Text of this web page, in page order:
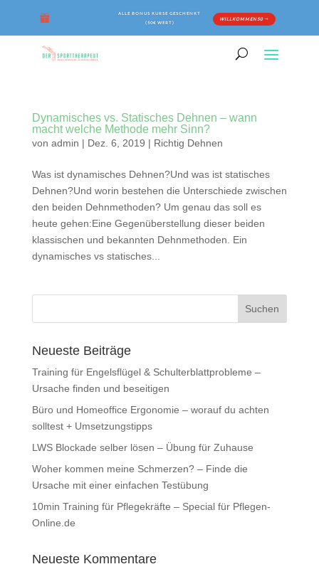
ALLE BONUS KURSE GESCHENKT
(50€ WERT)
WILLKOMMEN50
Dynamisches vs. Statisches Dehnen – wann
macht welche Methode mehr Sinn?
von admin | Dez. 6, 2019 | Richtig Dehnen
Was ist dynamisches Dehnen?Und was ist statisches
Dehnen?Und worin bestehen die Unterschiede zwischen
den beiden Dehnmethoden? Um genau das soll es
heute gehen:Eine Gegenüberstellung dieser beiden
klassischen und bekannten Dehnmethoden. Ein
dynamisches vs statisches...
Neueste Beiträge
Training für Engelsflügel & Schulterblattprobleme –
Ursache finden und beseitigen
Büro und Homeoffice Ergonomie – worauf du achten
solltest + Umsetzungstipps
LWS Blockade selber lösen – Übung für Zuhause
Woher kommen meine Schmerzen? – Finde die
Ursache mit einer einfachen Testübung
10min Training für Pflegekräfte – Special für Pflegen-
Online.de
Neueste Kommentare